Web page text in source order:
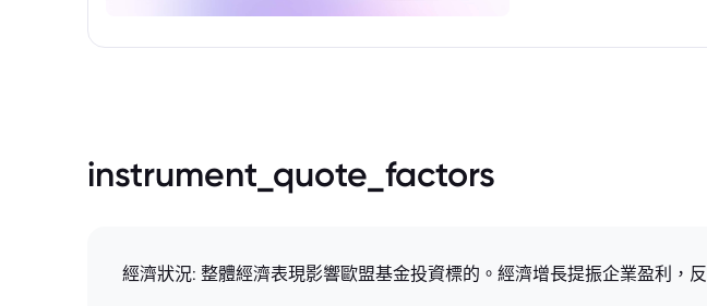
instrument_quote_factors
經濟狀況: 整體經濟表現影響歐盟基金投資標的。經濟增長提振企業盈利，